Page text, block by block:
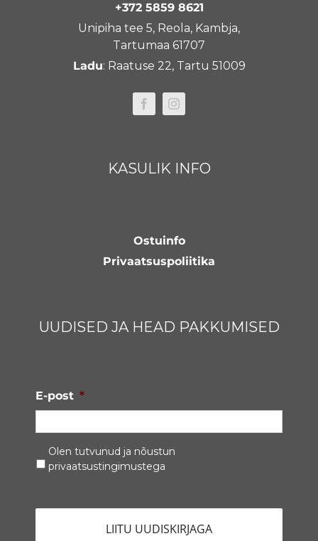
+372 5859 8621
Unipiha tee 5, Reola, Kambja,
Tartumaa 61707
Ladu: Raatuse 22, Tartu 51009
KASULIK INFO
Ostuinfo
Privaatsuspoliitika
UUDISED JA HEAD PAKKUMISED
E-post *
Privaatsustingimused *
Olen tutvunud ja nõustun
privaatsustingimustega